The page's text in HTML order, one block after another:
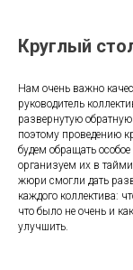
Круглый
Нам очень важно
руководитель
развернутую
поэтому проведению
будем обращать
организуем их в
жюри смогли дать
каждого коллектива:
что было не очень и
улучшить.